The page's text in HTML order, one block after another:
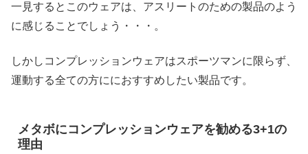
一見するとこのウェアは、アスリートのための製品のよう
に感じることでしょう・・・。
しかしコンプレッションウェアはスポーツマンに限らず、
運動する全ての方ににおすすめしたい製品です。
メタボにコンプレッションウェアを勧める3+1の
理由